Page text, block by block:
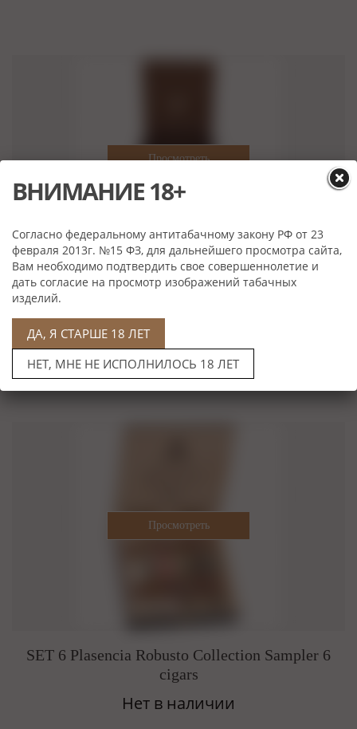
Plasencia Reserva Original Nesticos
Нет в наличии
SET 6 Plasencia Robusto Collection Sampler 6
cigars
Нет в наличии
ВНИМАНИЕ 18+
Согласно федеральному антитабачному закону РФ от 23
февраля 2013г. №15 ФЗ, для дальнейшего просмотра сайта,
Вам необходимо подтвердить свое совершеннолетие и
дать согласие на просмотр изображений табачных
изделий.
ДА, Я СТАРШЕ 18 ЛЕТ
НЕТ, МНЕ НЕ ИСПОЛНИЛОСЬ 18 ЛЕТ